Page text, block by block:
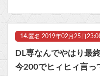
14. 匿名 2019年02月25日
DL専なんでやはり最
今200でヒィヒィ言っ